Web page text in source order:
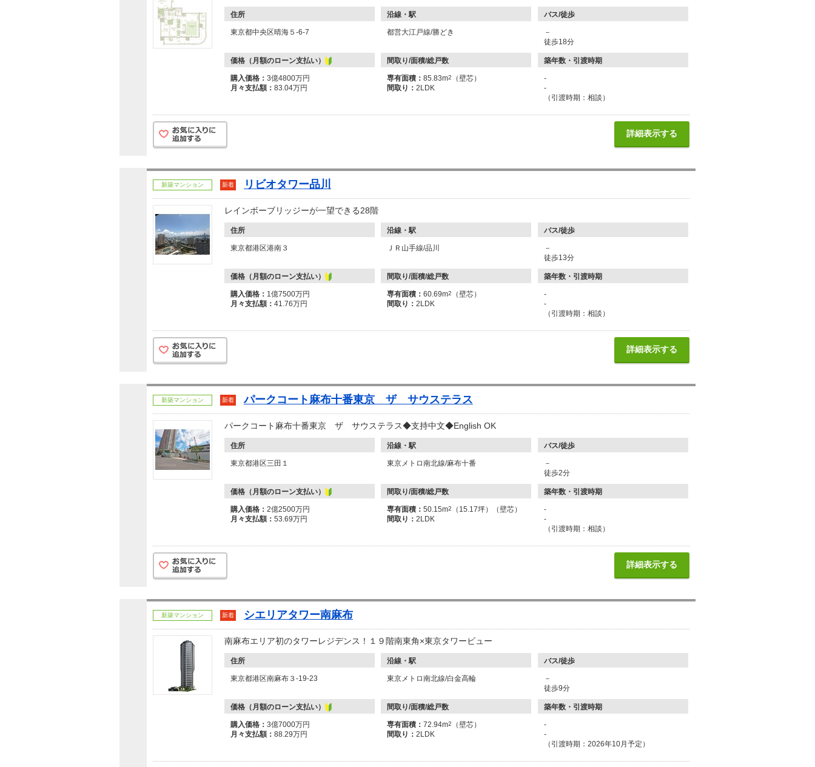
住所 沿線・駅 バス/徒歩
東京都中央区晴海５-6-7 都営大江戸線/勝どき
－
徒歩18分
価格（月額のローン支払い） 間取り/面積/総戸数 築年数・引渡時期
購入価格： 3億4800万円
月々支払額： 83.04万円
専有面積： 85.83m2
（壁芯）
間取り： 2LDK
-
-
（引渡時期：相談）
詳細表示する
新築マンション 新着 リビオタワー品川
レインボーブリッジーが一望できる28階
住所 沿線・駅 バス/徒歩
東京都港区港南３ ＪＲ山手線/品川
－
徒歩13分
価格（月額のローン支払い） 間取り/面積/総戸数 築年数・引渡時期
購入価格： 1億7500万円
月々支払額： 41.76万円
専有面積： 60.69m2
（壁芯）
間取り： 2LDK
-
-
（引渡時期：相談）
詳細表示する
新築マンション 新着 パークコート麻布十番東京 ザ サウステラス
パークコート麻布十番東京 ザ サウステラス◆支持中文◆English OK
住所 沿線・駅 バス/徒歩
東京都港区三田１ 東京メトロ南北線/麻布十番
－
徒歩2分
価格（月額のローン支払い） 間取り/面積/総戸数 築年数・引渡時期
購入価格： 2億2500万円
月々支払額： 53.69万円
専有面積： 50.15m2
（15.17坪）（壁芯）
間取り： 2LDK
-
-
（引渡時期：相談）
詳細表示する
新築マンション 新着 シエリアタワー南麻布
南麻布エリア初のタワーレジデンス！１９階南東角×東京タワービュー
住所 沿線・駅 バス/徒歩
東京都港区南麻布３-19-23 東京メトロ南北線/白金高輪
－
徒歩9分
価格（月額のローン支払い） 間取り/面積/総戸数 築年数・引渡時期
購入価格： 3億7000万円
月々支払額： 88.29万円
専有面積： 72.94m2
（壁芯）
間取り： 2LDK
-
-
（引渡時期：2026年10月予定）